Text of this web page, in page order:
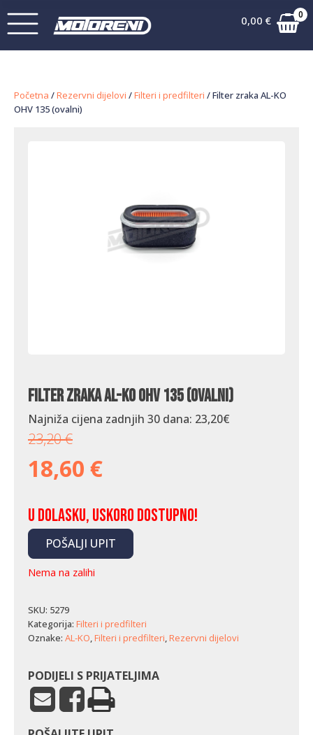
0,00 € 0
Početna /Rezervni dijelovi /Filteri i predfilteri / Filter zraka AL-KO
OHV 135 (ovalni)
Filter zraka AL-KO OHV 135 (ovalni)
Najniža cijena zadnjih 30 dana: 23,20€
23,20€
18,60 €
U dolasku, uskoro dostupno!
POŠALJI UPIT
Nema na zalihi
SKU: 5279
Kategorija: Filteri i predfilteri
Oznake: AL-KO,Filteri i predfilteri,Rezervni dijelovi
PODIJELI S PRIJATELJIMA